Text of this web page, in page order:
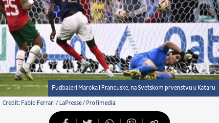
Credit: Fabio Ferrari / LaPresse / Profimedia
Fudbaleri Maroka i Francuske, na Svetskom prvenstvu u Kataru